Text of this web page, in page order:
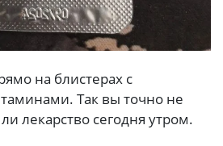
на блистерах с
Так вы точно не
лекарство сегодня утром.